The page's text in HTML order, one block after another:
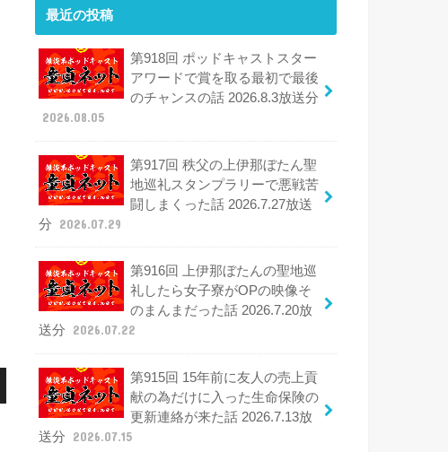
最近の投稿
第918回 ポッドキャストスター
アワードで賞を取る最初で最後
のチャンスの話 2026.8.3放送分
2026.08.05
第917回 秩父の上伊那ぼたん聖
地巡礼スタンプラリーで悪戦苦
闘しまくった話 2026.7.27放送
分
2026.07.29
第916回 上伊那ぼたんの聖地巡
礼したら女子寮がOPの映像そ
のまんまだった話 2026.7.20放
送分
2026.07.22
第915回 15年前に友人の売上貢
献の為だけに入った生命保険の
更新連絡が来た話 2026.7.13放
送分
2026.07.15